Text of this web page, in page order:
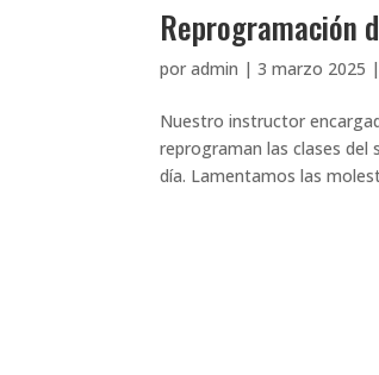
Reprogramación
poradmin |3 marzo 2025 |
Nuestro instructor
reprograman las clases
día. Lamentamos las